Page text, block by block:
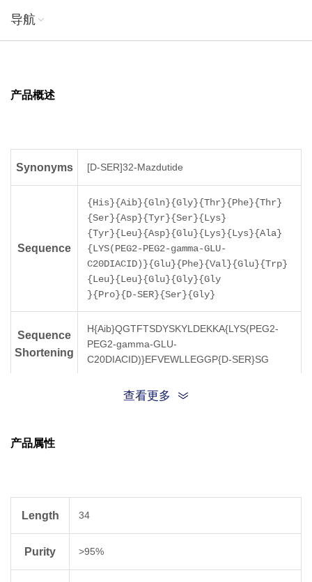
导航
产品概述
Synonyms [D-SER]32-Mazdutide
Sequence
{His}{Aib}{Gln}{Gly}{Thr}{Phe}{Thr}
{Ser}{Asp}{Tyr}{Ser}{Lys}
{Tyr}{Leu}{Asp}{Glu}{Lys}{Lys}{Ala}
{LYS(PEG2-PEG2-gamma-GLU-
C20DIACID)}{Glu}{Phe}{Val}{Glu}{Trp}
{Leu}{Leu}{Glu}{Gly}{Gly
}{Pro}{D-SER}{Ser}{Gly}
Sequence
Shortening
H{Aib}QGTFTSDYSKYLDEKKA{LYS(PEG2-
PEG2-gamma-GLU-
C20DIACID)}EFVEWLLEGGP{D-SER}SG
Amidation
Weight
查看更多
产品属性
Length 34
Purity >95%